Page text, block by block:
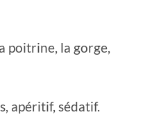
poitrine, la gorge,
apéritif, sédatif.